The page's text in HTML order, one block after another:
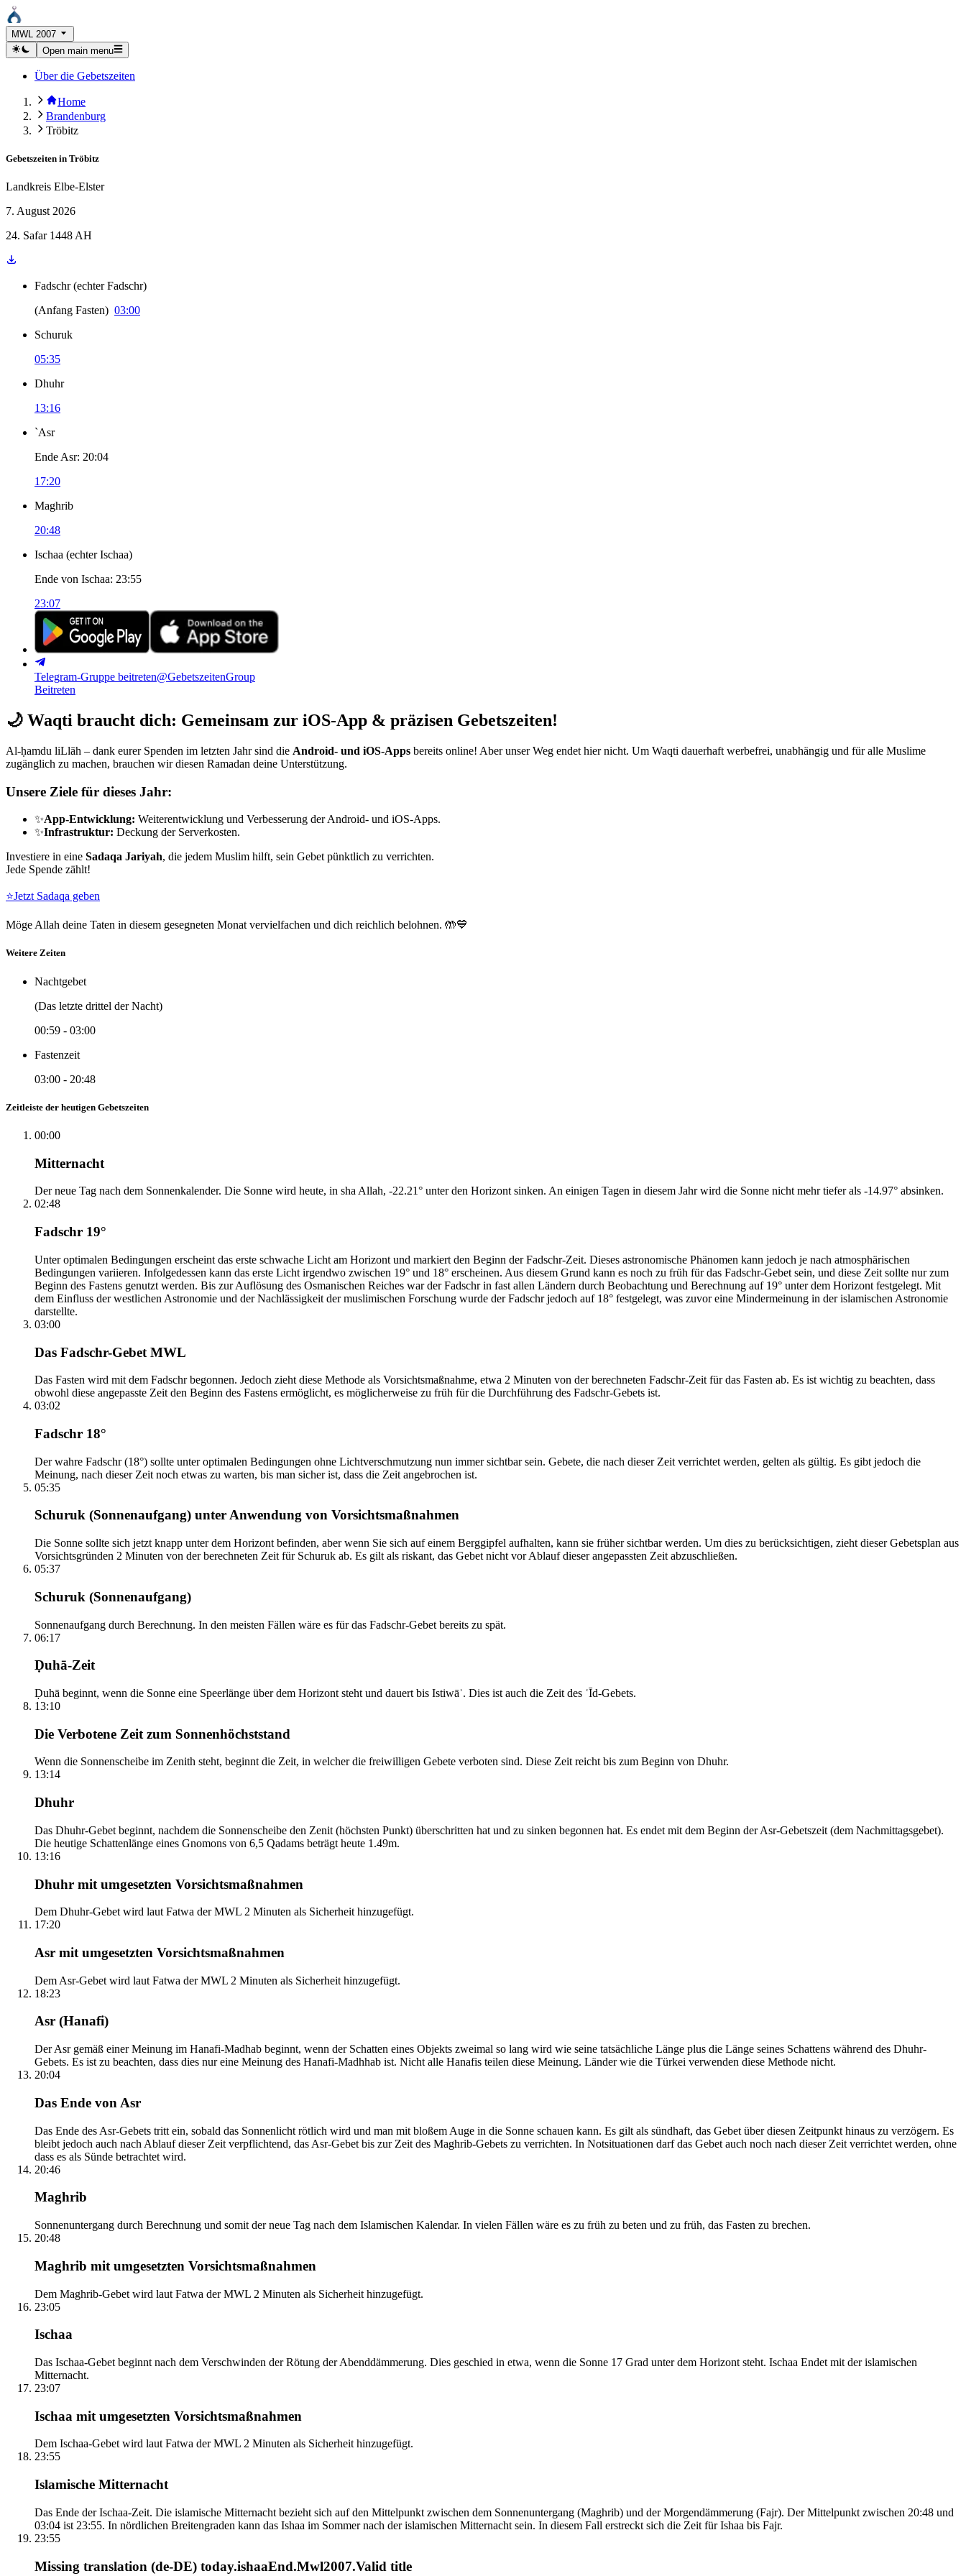
MWL 2007
Open main menu
Über die Gebetszeiten
Home
Brandenburg
Tröbitz
Gebetszeiten in Tröbitz
Landkreis Elbe-Elster
7. August 2026
24. Safar 1448 AH
Fadschr (echter Fadschr)
(Anfang Fasten) 03:00
Schuruk
05:35
Dhuhr
13:16
`Asr
Ende Asr: 20:04
17:20
Maghrib
20:48
Ischaa (echter Ischaa)
Ende von Ischaa: 23:55
23:07
Telegram-Gruppe beitreten@GebetszeitenGroup
Beitreten
🌙 Waqti braucht dich: Gemeinsam zur iOS-App & präzisen Gebetszeiten!
Al-ḥamdu liLlāh – dank eurer Spenden im letzten Jahr sind die Android- und iOS-Apps bereits online! Aber unser Weg endet hier nicht. Um Waqti dauerhaft werbefrei, unabhängig und für alle Muslime
zugänglich zu machen, brauchen wir diesen Ramadan deine Unterstützung.
Unsere Ziele für dieses Jahr:
✨App-Entwicklung: Weiterentwicklung und Verbesserung der Android- und iOS-Apps.
✨Infrastruktur: Deckung der Serverkosten.
Investiere in eine Sadaqa Jariyah, die jedem Muslim hilft, sein Gebet pünktlich zu verrichten.
Jede Spende zählt!
⭐Jetzt Sadaqa geben
Möge Allah deine Taten in diesem gesegneten Monat vervielfachen und dich reichlich belohnen. 🤲💙
Weitere Zeiten
Nachtgebet
(Das letzte drittel der Nacht)
00:59 - 03:00
Fastenzeit
03:00 - 20:48
Zeitleiste der heutigen Gebetszeiten
00:00
Mitternacht
Der neue Tag nach dem Sonnenkalender. Die Sonne wird heute, in sha Allah, -22.21° unter den Horizont sinken. An einigen Tagen in diesem Jahr wird die Sonne nicht mehr tiefer als -14.97° absinken.
02:48
Fadschr 19°
Unter optimalen Bedingungen erscheint das erste schwache Licht am Horizont und markiert den Beginn der Fadschr-Zeit. Dieses astronomische Phänomen kann jedoch je nach atmosphärischen
Bedingungen variieren. Infolgedessen kann das erste Licht irgendwo zwischen 19° und 18° erscheinen. Aus diesem Grund kann es noch zu früh für das Fadschr-Gebet sein, und diese Zeit sollte nur zum
Beginn des Fastens genutzt werden. Bis zur Auflösung des Osmanischen Reiches war der Fadschr in fast allen Ländern durch Beobachtung und Berechnung auf 19° unter dem Horizont festgelegt. Mit
dem Einfluss der westlichen Astronomie und der Nachlässigkeit der muslimischen Forschung wurde der Fadschr jedoch auf 18° festgelegt, was zuvor eine Mindermeinung in der islamischen Astronomie
darstellte.
03:00
Das Fadschr-Gebet MWL
Das Fasten wird mit dem Fadschr begonnen. Jedoch zieht diese Methode als Vorsichtsmaßnahme, etwa 2 Minuten von der berechneten Fadschr-Zeit für das Fasten ab. Es ist wichtig zu beachten, dass
obwohl diese angepasste Zeit den Beginn des Fastens ermöglicht, es möglicherweise zu früh für die Durchführung des Fadschr-Gebets ist.
03:02
Fadschr 18°
Der wahre Fadschr (18°) sollte unter optimalen Bedingungen ohne Lichtverschmutzung nun immer sichtbar sein. Gebete, die nach dieser Zeit verrichtet werden, gelten als gültig. Es gibt jedoch die
Meinung, nach dieser Zeit noch etwas zu warten, bis man sicher ist, dass die Zeit angebrochen ist.
05:35
Schuruk (Sonnenaufgang) unter Anwendung von Vorsichtsmaßnahmen
Die Sonne sollte sich jetzt knapp unter dem Horizont befinden, aber wenn Sie sich auf einem Berggipfel aufhalten, kann sie früher sichtbar werden. Um dies zu berücksichtigen, zieht dieser Gebetsplan aus
Vorsichtsgründen 2 Minuten von der berechneten Zeit für Schuruk ab. Es gilt als riskant, das Gebet nicht vor Ablauf dieser angepassten Zeit abzuschließen.
05:37
Schuruk (Sonnenaufgang)
Sonnenaufgang durch Berechnung. In den meisten Fällen wäre es für das Fadschr-Gebet bereits zu spät.
06:17
Ḍuhā-Zeit
Ḍuhā beginnt, wenn die Sonne eine Speerlänge über dem Horizont steht und dauert bis Istiwāʾ. Dies ist auch die Zeit des ʿĪd-Gebets.
13:10
Die Verbotene Zeit zum Sonnenhöchststand
Wenn die Sonnenscheibe im Zenith steht, beginnt die Zeit, in welcher die freiwilligen Gebete verboten sind. Diese Zeit reicht bis zum Beginn von Dhuhr.
13:14
Dhuhr
Das Dhuhr-Gebet beginnt, nachdem die Sonnenscheibe den Zenit (höchsten Punkt) überschritten hat und zu sinken begonnen hat. Es endet mit dem Beginn der Asr-Gebetszeit (dem Nachmittagsgebet).
Die heutige Schattenlänge eines Gnomons von 6,5 Qadams beträgt heute 1.49m.
13:16
Dhuhr mit umgesetzten Vorsichtsmaßnahmen
Dem Dhuhr-Gebet wird laut Fatwa der MWL 2 Minuten als Sicherheit hinzugefügt.
17:20
Asr mit umgesetzten Vorsichtsmaßnahmen
Dem Asr-Gebet wird laut Fatwa der MWL 2 Minuten als Sicherheit hinzugefügt.
18:23
Asr (Hanafi)
Der Asr gemäß einer Meinung im Hanafi-Madhab beginnt, wenn der Schatten eines Objekts zweimal so lang wird wie seine tatsächliche Länge plus die Länge seines Schattens während des Dhuhr-
Gebets. Es ist zu beachten, dass dies nur eine Meinung des Hanafi-Madhhab ist. Nicht alle Hanafis teilen diese Meinung. Länder wie die Türkei verwenden diese Methode nicht.
20:04
Das Ende von Asr
Das Ende des Asr-Gebets tritt ein, sobald das Sonnenlicht rötlich wird und man mit bloßem Auge in die Sonne schauen kann. Es gilt als sündhaft, das Gebet über diesen Zeitpunkt hinaus zu verzögern. Es
bleibt jedoch auch nach Ablauf dieser Zeit verpflichtend, das Asr-Gebet bis zur Zeit des Maghrib-Gebets zu verrichten. In Notsituationen darf das Gebet auch noch nach dieser Zeit verrichtet werden, ohne
dass es als Sünde betrachtet wird.
20:46
Maghrib
Sonnenuntergang durch Berechnung und somit der neue Tag nach dem Islamischen Kalendar. In vielen Fällen wäre es zu früh zu beten und zu früh, das Fasten zu brechen.
20:48
Maghrib mit umgesetzten Vorsichtsmaßnahmen
Dem Maghrib-Gebet wird laut Fatwa der MWL 2 Minuten als Sicherheit hinzugefügt.
23:05
Ischaa
Das Ischaa-Gebet beginnt nach dem Verschwinden der Rötung der Abenddämmerung. Dies geschied in etwa, wenn die Sonne 17 Grad unter dem Horizont steht. Ischaa Endet mit der islamischen
Mitternacht.
23:07
Ischaa mit umgesetzten Vorsichtsmaßnahmen
Dem Ischaa-Gebet wird laut Fatwa der MWL 2 Minuten als Sicherheit hinzugefügt.
23:55
Islamische Mitternacht
Das Ende der Ischaa-Zeit. Die islamische Mitternacht bezieht sich auf den Mittelpunkt zwischen dem Sonnenuntergang (Maghrib) und der Morgendämmerung (Fajr). Der Mittelpunkt zwischen 20:48 und
03:04 ist 23:55. In nördlichen Breitengraden kann das Ishaa im Sommer nach der islamischen Mitternacht sein. In diesem Fall erstreckt sich die Zeit für Ishaa bis Fajr.
23:55
Missing translation (de-DE) today.ishaaEnd.Mwl2007.Valid title